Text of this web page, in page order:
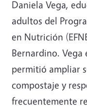
Daniela Vega,
adultos del
en Nutrición
Bernardino.
permitió ampliar
compostaje y
frecuentemente